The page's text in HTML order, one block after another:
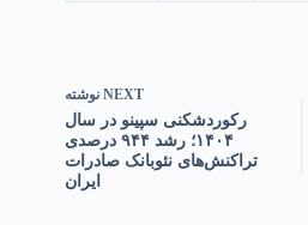
NEXT نوشته
رکوردشکنی سپینو در سال
۱۴۰۴؛ رشد ۹۴۴ درصدی
تراکنش‌های نئوبانک صادرات
ایران